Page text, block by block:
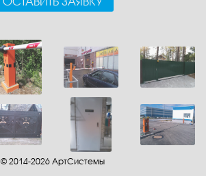
© 2014-2026 АртСистемы